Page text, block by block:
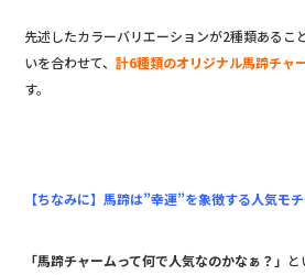
先述したカラーバリエーションが2種類あるこ
いを合わせて、計6種類のオリジナル馬蹄チャ
す。
【ちなみに】馬蹄は”幸運”を象徴する人気モ
「馬蹄チャームって何で人気なのかなぁ？」